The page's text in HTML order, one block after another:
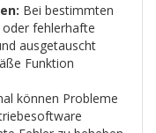
Bei bestimmten
fehlerhafte
ausgetauscht
Funktion
können Probleme